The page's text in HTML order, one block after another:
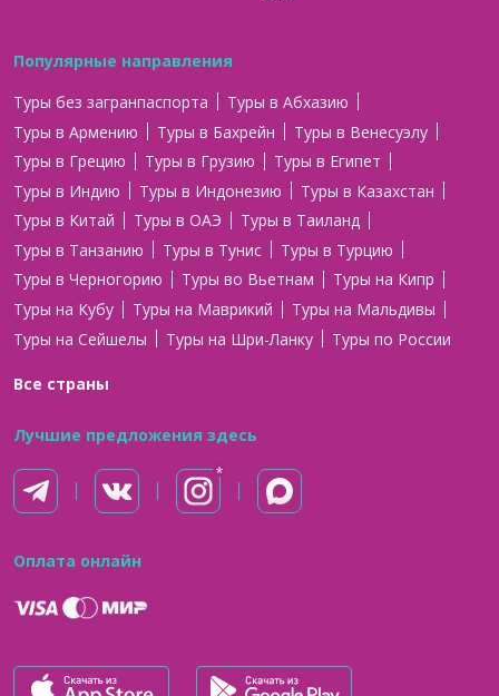
Популярные направления
Туры без загранпаспорта
Туры в Абхазию
Туры в Армению
Туры в Бахрейн
Туры в Венесуэлу
Туры в Грецию
Туры в Грузию
Туры в Египет
Туры в Индию
Туры в Индонезию
Туры в Казахстан
Туры в Китай
Туры в ОАЭ
Туры в Таиланд
Туры в Танзанию
Туры в Тунис
Туры в Турцию
Туры в Черногорию
Туры во Вьетнам
Туры на Кипр
Туры на Кубу
Туры на Маврикий
Туры на Мальдивы
Туры на Сейшелы
Туры на Шри-Ланку Туры по России
Все страны
Лучшие предложения здесь
Оплата онлайн